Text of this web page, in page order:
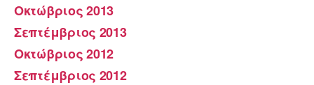
Οκτώβριος 2013
Σεπτέμβριος 2013
Οκτώβριος 2012
Σεπτέμβριος 2012